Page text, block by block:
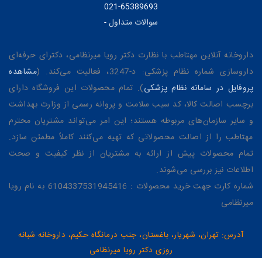
021-65389693
سوالات متداول-
داروخانه آنلاین مهتاطب با نظارت دکتر رویا میرنظامی، دکترای حرفه‌ای
داروسازی شماره نظام پزشکی: د-3247، فعالیت می‌کند. (
مشاهده
پروفایل در سامانه نظام پزشکی). تمام محصولات این فروشگاه دارای
برچسب اصالت کالا، کد سیب سلامت و پروانه رسمی از وزارت بهداشت
و سایر سازمان‌های مربوطه هستند؛ این امر می‌تواند مشتریان محترم
مهتاطب را از اصالت محصولاتی که تهیه می‌کنند کاملاً مطمئن سازد.
تمام محصولات پیش از ارائه به مشتریان از نظر کیفیت و صحت
اطلاعات نیز بررسی می‌شوند.
شماره کارت جهت خرید محصولات : 6104337531945416 به نام رویا
میرنظامی
آدرس: تهران، شهریار، باغستان، جنب درمانگاه حکیم، داروخانه شبانه
روزی دکتر رویا میرنظامی